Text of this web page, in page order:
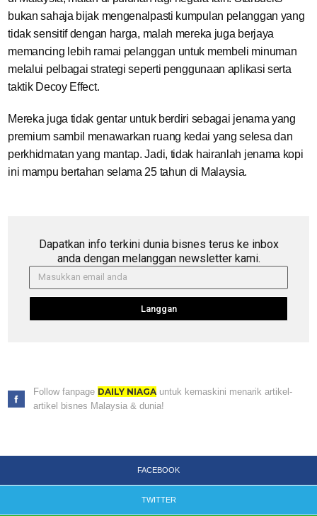
bukan sahaja bijak mengenalpasti kumpulan pelanggan yang
tidak sensitif dengan harga, malah mereka juga berjaya
memancing lebih ramai pelanggan untuk membeli minuman
melalui pelbagai strategi seperti penggunaan aplikasi serta
taktik Decoy Effect.
Mereka juga tidak gentar untuk berdiri sebagai jenama yang
premium sambil menawarkan ruang kedai yang selesa dan
perkhidmatan yang mantap. Jadi, tidak hairanlah jenama kopi
ini mampu bertahan selama 25 tahun di Malaysia.
Dapatkan info terkini dunia bisnes terus ke inbox
anda dengan melanggan newsletter kami.
Langgan
Follow fanpage DAILY NIAGA untuk kemaskini menarik artikel-
artikel bisnes Malaysia & dunia!
FACEBOOK
TWITTER